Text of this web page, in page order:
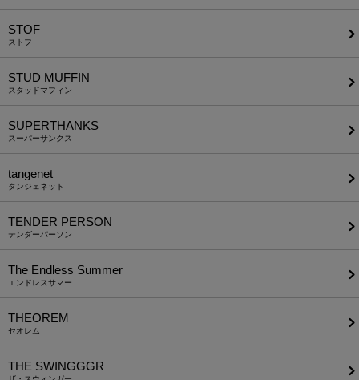
STOF
ストフ
STUD MUFFIN
スタッドマフィン
SUPERTHANKS
スーパーサンクス
tangenet
タンジェネット
TENDER PERSON
テンダーパーソン
The Endless Summer
エンドレスサマー
THEOREM
セオレム
THE SWINGGGR